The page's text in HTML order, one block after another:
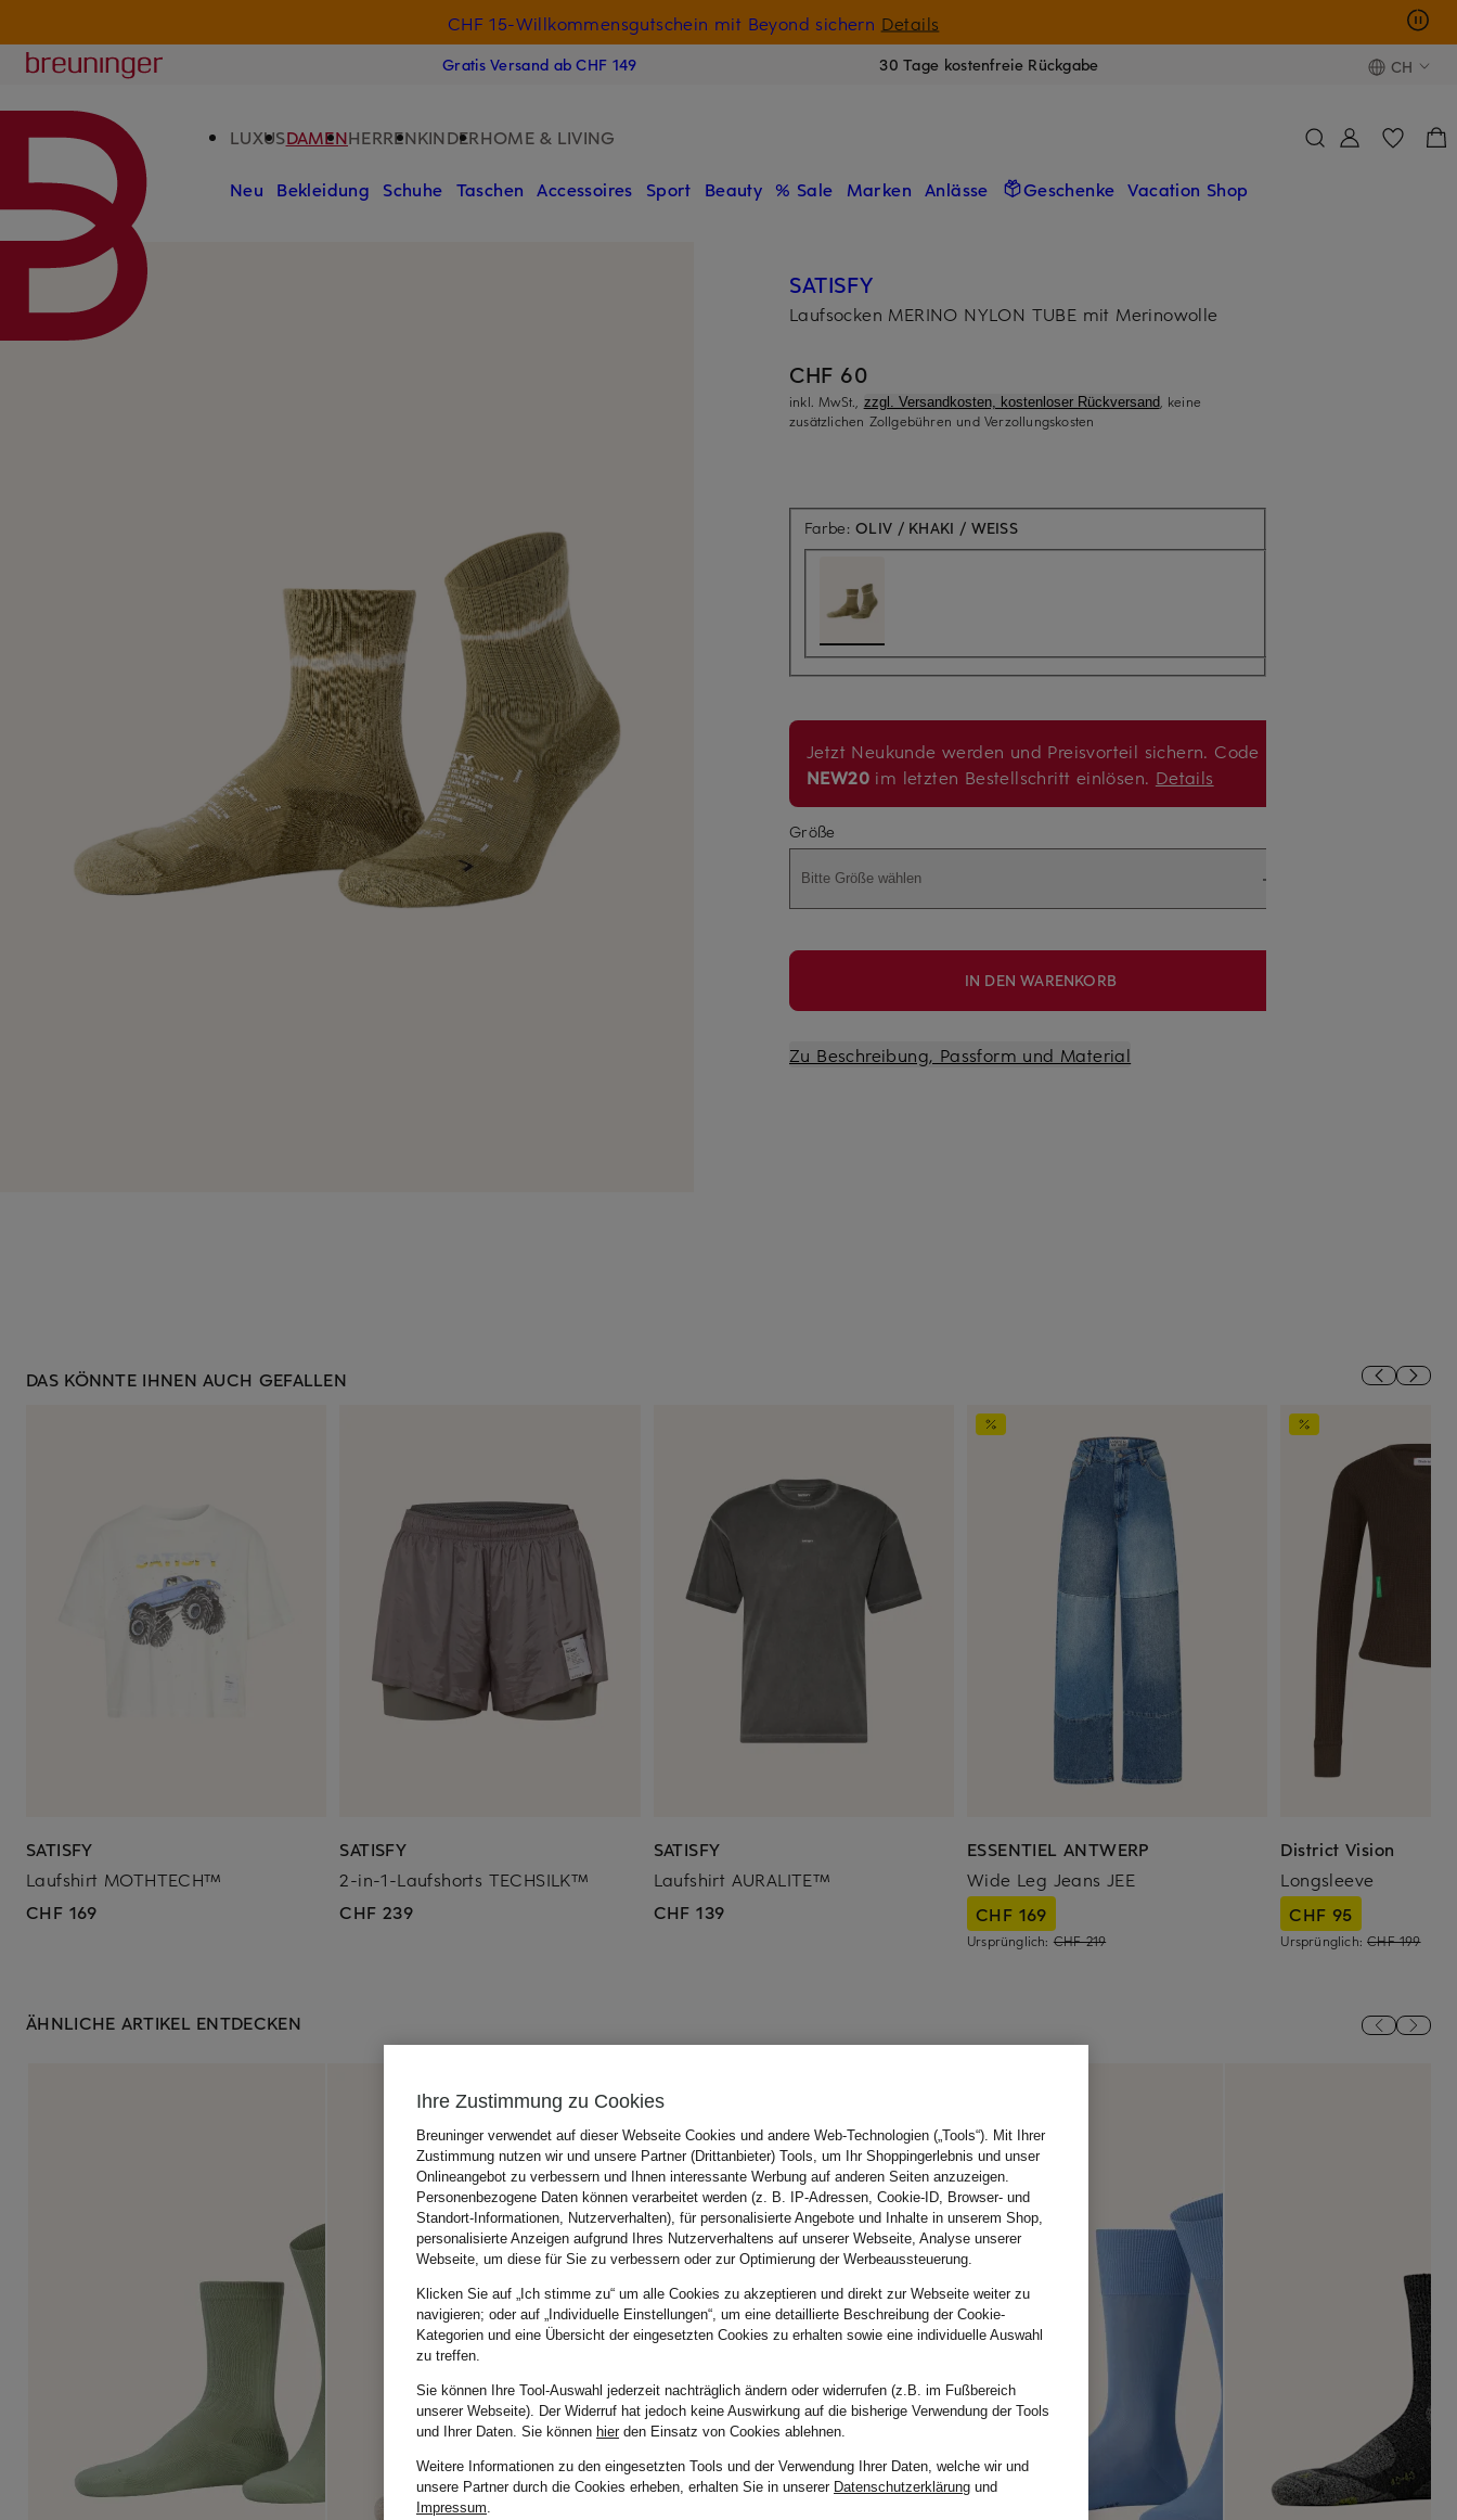
CHF 15-Willkommensgutschein mit Beyond sichern Details
Breuninger
Gratis Versand ab CHF 149 30 Tage kostenfreie Rückgabe CH
LUXUSDAMENHERRENKINDERHOME & LIVING
Neu Bekleidung Schuhe Taschen Accessoires Sport Beauty % Sale Marken Anlässe Geschenke Vacation Shop
SATISFY
Laufsocken MERINO NYLON TUBE mit Merinowolle
CHF 60
inkl. MwSt., zzgl. Versandkosten, kostenloser Rückversand, keine
zusätzlichen Zollgebühren und Verzollungskosten
Farbe:OLIV / KHAKI / WEISS
Jetzt Neukunde werden und Preisvorteil sichern. Code
NEW20 im letzten Bestellschritt einlösen. Details
Größe
Bitte Größe wählen
IN DEN WARENKORB
Zu Beschreibung, Passform und Material
DAS KÖNNTE IHNEN AUCH GEFALLEN
SATISFY
Laufshirt MOTHTECH™
CHF 169
SATISFY
2-in-1-Laufshorts TECHSILK™
CHF 239
SATISFY
Laufshirt AURALITE™
CHF 139
ESSENTIEL ANTWERP
Wide Leg Jeans JEE
CHF 169
Ursprünglich: CHF 219
District Vision
Longsleeve
CHF 95
Ursprünglich:CHF 199
ÄHNLICHE ARTIKEL ENTDECKEN
Ihre Zustimmung zu Cookies
Breuninger verwendet auf dieser Webseite Cookies und andere Web-Technologien („Tools“). Mit Ihrer
Zustimmung nutzen wir und unsere Partner (Drittanbieter) Tools, um Ihr Shoppingerlebnis und unser
Onlineangebot zu verbessern und Ihnen interessante Werbung auf anderen Seiten anzuzeigen.
Personenbezogene Daten können verarbeitet werden (z. B. IP-Adressen, Cookie-ID, Browser- und
Standort-Informationen, Nutzerverhalten), für personalisierte Angebote und Inhalte in unserem Shop,
personalisierte Anzeigen aufgrund Ihres Nutzerverhaltens auf unserer Webseite, Analyse unserer
Webseite, um diese für Sie zu verbessern oder zur Optimierung der Werbeaussteuerung.
Klicken Sie auf „Ich stimme zu“ um alle Cookies zu akzeptieren und direkt zur Webseite weiter zu
navigieren; oder auf „Individuelle Einstellungen“, um eine detaillierte Beschreibung der Cookie-
Kategorien und eine Übersicht der eingesetzten Cookies zu erhalten sowie eine individuelle Auswahl
zu treffen.
Sie können Ihre Tool-Auswahl jederzeit nachträglich ändern oder widerrufen (z.B. im Fußbereich
unserer Webseite). Der Widerruf hat jedoch keine Auswirkung auf die bisherige Verwendung der Tools
und Ihrer Daten. Sie können hierden Einsatz von Cookies ablehnen.
Weitere Informationen zu den eingesetzten Tools und der Verwendung Ihrer Daten, welche wir und
unsere Partner durch die Cookies erheben, erhalten Sie in unserer Datenschutzerklärung und
Impressum.